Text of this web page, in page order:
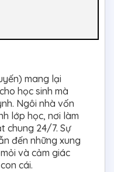
mang lại
học sinh mà
Ngôi nhà vốn
lớp học, nơi làm
chung 24/7. Sự
đến những xung
và cảm giác
cái.